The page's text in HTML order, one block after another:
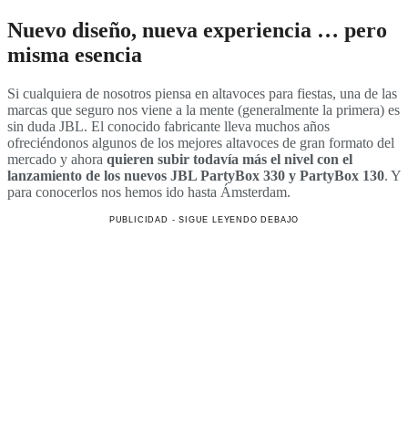
Nuevo diseño, nueva experiencia … pero
misma esencia
Si cualquiera de nosotros piensa en altavoces para fiestas, una de las
marcas que seguro nos viene a la mente (generalmente la primera) es
sin duda JBL. El conocido fabricante lleva muchos años
ofreciéndonos algunos de los mejores altavoces de gran formato del
mercado y ahora quieren subir todavía más el nivel con el
lanzamiento de los nuevos JBL PartyBox 330 y PartyBox 130. Y
para conocerlos nos hemos ido hasta Ámsterdam.